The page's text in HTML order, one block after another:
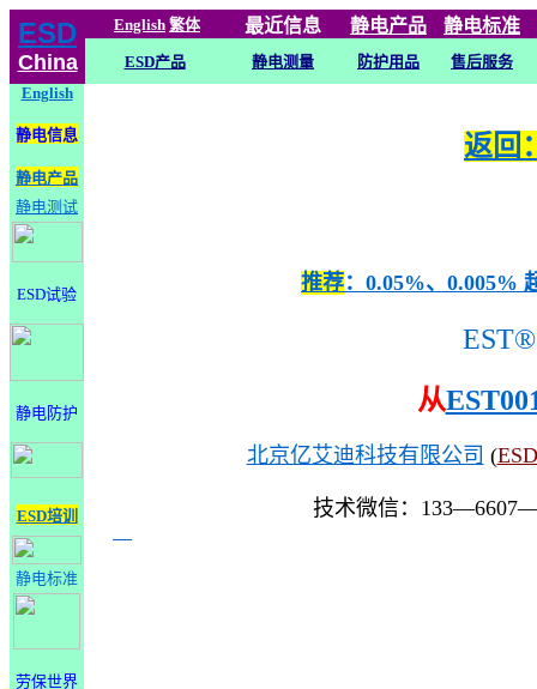
ESD
China
English 繁体 最近信息 静电产品 静电标准
ESD产品 静电测量 防护用品
售后服务
English
静电信息
静电产品
静电测试
ESD试验
静电防护
ESD培训
静电标准
劳保世界
返回
推荐：0.05%、0.005%
EST®
从
北京亿艾迪科技有限公司 (
技术微信：